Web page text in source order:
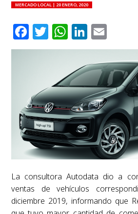
MERCADO LOCAL | 20 ENERO, 2020
Facebook
Twitter
WhatsApp
Email
La consultora Autodata dio a
ventas de vehículos
diciembre 2019, informando que